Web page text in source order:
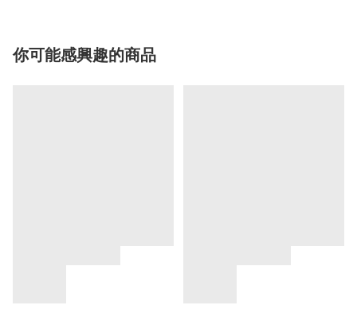
你可能感興趣的商品